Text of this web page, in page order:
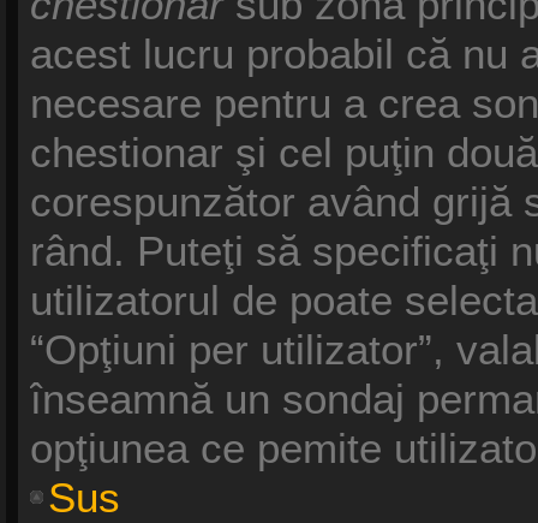
acest lucru probabil că nu
necesare pentru a crea
chestionar şi cel puţin
corespunzător având grijă
rând. Puteţi să specificaţi
utilizatorul de poate
“Opţiuni per utilizator”,
înseamnă un sondaj
opţiunea ce pemite
Sus